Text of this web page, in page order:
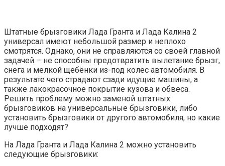
Штатные брызговики Лада Гранта и Лада Калина 2
универсал имеют небольшой размер и неплохо
смотрятся. Однако, они не справляются со своей главной
задачей – не способны предотвратить вылетание брызг,
снега и мелкой щебёнки из-под колес автомобиля. В
результате чего страдают сзади идущие машины, а
также лакокрасочное покрытие кузова и обвеса.
Решить проблему можно заменой штатных
брызговиков на универсальные брызговики, либо
установить брызговики от другого автомобиля, но какие
лучше подходят?
На Лада Гранта и Лада Калина 2 можно установить
следующие брызговики: